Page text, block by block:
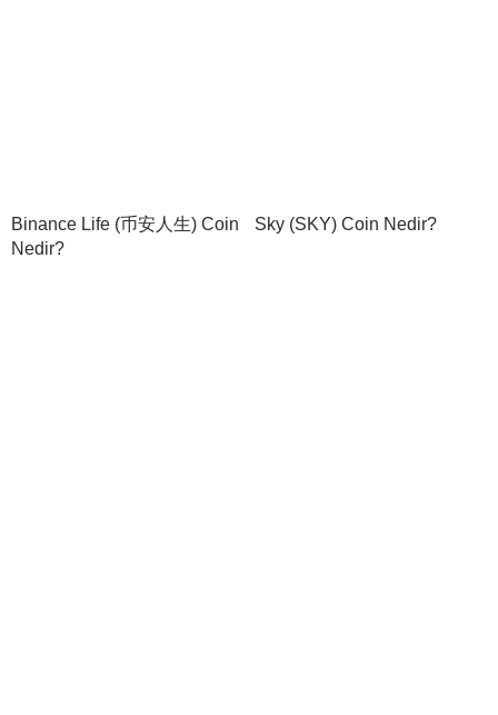
Binance Life (币安人生) Coin
Nedir?
Sky (SKY) Coin Nedir?